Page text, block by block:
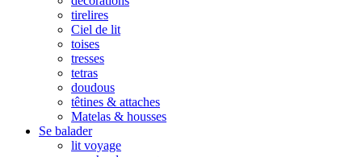
tirelires
Ciel de lit
toises
tresses
tetras
doudous
têtines & attaches
Matelas & housses
Se balader
lit voyage